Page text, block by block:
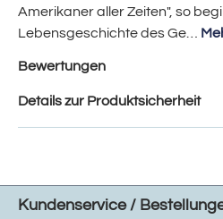
Amerikaner aller Zeiten", so
Lebensgeschichte des Ge…
Bewertungen
Details zur Produktsicherheit
Kundenservice /